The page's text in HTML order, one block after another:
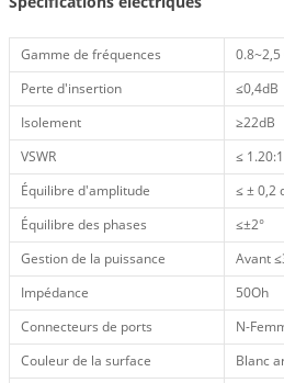
Gamme de fréquences
0.8~2,5
Perte d'insertion
≤0,4dB
Isolement
≥22dB
VSWR
≤ 1.20:1
Équilibre d'amplitude
≤ ± 0,2
Équilibre des phases
≤±2°
Gestion de la puissance
Avant
Impédance
50Oh
Connecteurs de ports
N-
Couleur de la surface
Blanc